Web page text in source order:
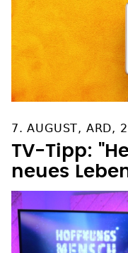
7. AUGUST, ARD,
TV-Tipp:
neues